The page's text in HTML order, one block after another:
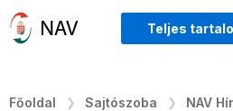
Teljes
Főoldal Sajtószoba NAV